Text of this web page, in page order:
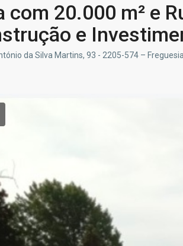
com 20.000 m² e
e
da Silva Martins, 93 - 2205-574 –